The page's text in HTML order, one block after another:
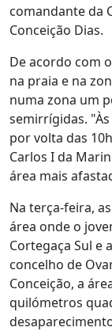
comandante da
Conceição Dias.
De acordo com
na praia e na
numa zona um
semirrígidas.
por volta das
Carlos I da
área mais
Na terça-feira,
área onde o
Cortegaça Sul e
concelho de
Conceição, a
quilómetros